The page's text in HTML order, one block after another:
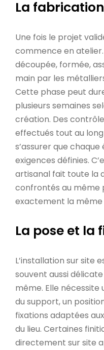
La
Une fois le projet
commence en
découpée, formée,
main par les
Cette phase peut
plusieurs semaines
création. Des
effectués tout au
s’assurer que
exigences définies.
artisanal fait toute la
confrontés au même
exactement la même
La pose et la
L’installation sur site
souvent aussi
même. Elle
du support, un
fixations adaptées
du lieu. Certaines
directement sur site